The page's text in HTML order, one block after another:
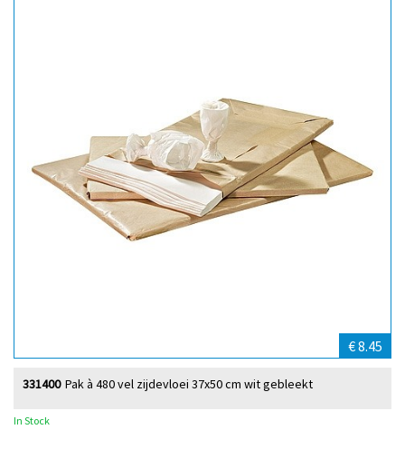
€ 8.45
Pak à 480 vel zijdevloei 37x50 cm wit gebleekt
331400
In Stock